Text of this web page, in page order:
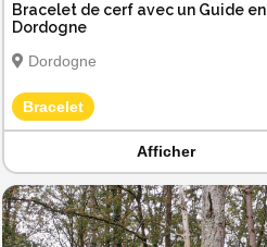
Bracelet de cerf avec un Guide en
Dordogne
Dordogne
Bracelet
Afficher